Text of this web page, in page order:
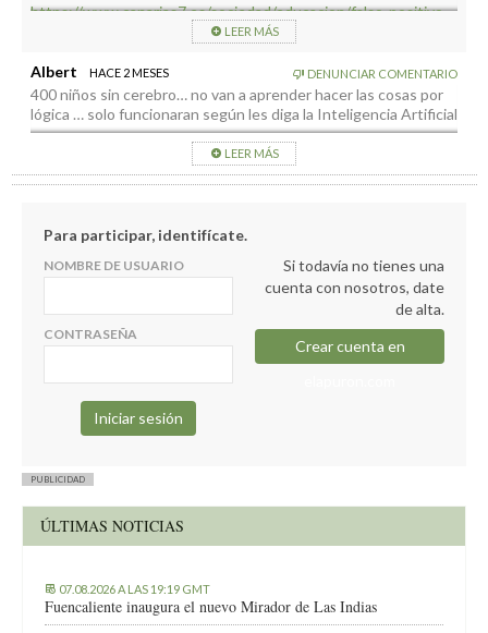
https://www.canarias7.es/sociedad/educacion/falso-positivo-
cero-trampas-balance-universidad-canaria-20260516070814-
LEER MÁS
Albert HACE 2 MESES DENUNCIAR COMENTARIO
400 niños sin cerebro… no van a aprender hacer las cosas por
lógica … solo funcionaran según les diga la Inteligencia Artificial
LEER MÁS
Para participar, identifícate.
NOMBRE DE USUARIO
CONTRASEÑA
Si todavía no tienes una
cuenta con nosotros, date
de alta.
Crear cuenta en
PUBLICIDAD
ÚLTIMAS NOTICIAS
07.08.2026 A LAS 19:19 GMT
Fuencaliente inaugura el nuevo Mirador de Las Indias